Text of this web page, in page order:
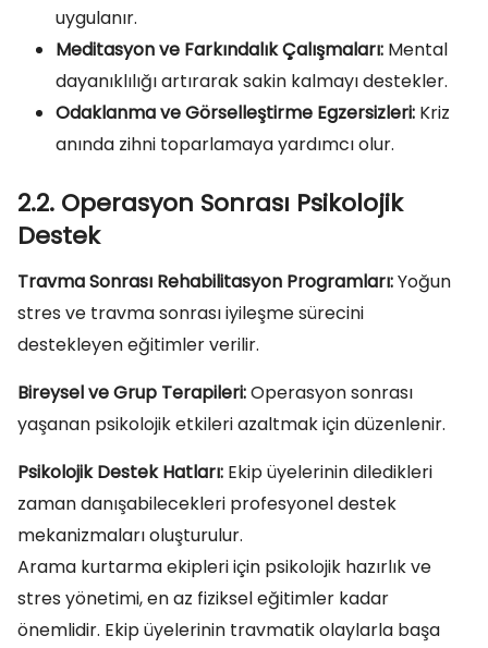
uygulanır.
Meditasyon ve Farkındalık Çalışmaları: Mental
dayanıklılığı artırarak sakin kalmayı destekler.
Odaklanma ve Görselleştirme Egzersizleri: Kriz
anında zihni toparlamaya yardımcı olur.
2.2. Operasyon Sonrası Psikolojik
Destek
Travma Sonrası Rehabilitasyon Programları:Yoğun
stres ve travma sonrası iyileşme sürecini
destekleyen eğitimler verilir.
Bireysel ve Grup Terapileri:Operasyon sonrası
yaşanan psikolojik etkileri azaltmak için düzenlenir.
Psikolojik Destek Hatları: Ekip üyelerinin diledikleri
zaman danışabilecekleri profesyonel destek
mekanizmaları oluşturulur.
Arama kurtarma ekipleri için psikolojik hazırlık ve
stres yönetimi, en az fiziksel eğitimler kadar
önemlidir. Ekip üyelerinin travmatik olaylarla başa